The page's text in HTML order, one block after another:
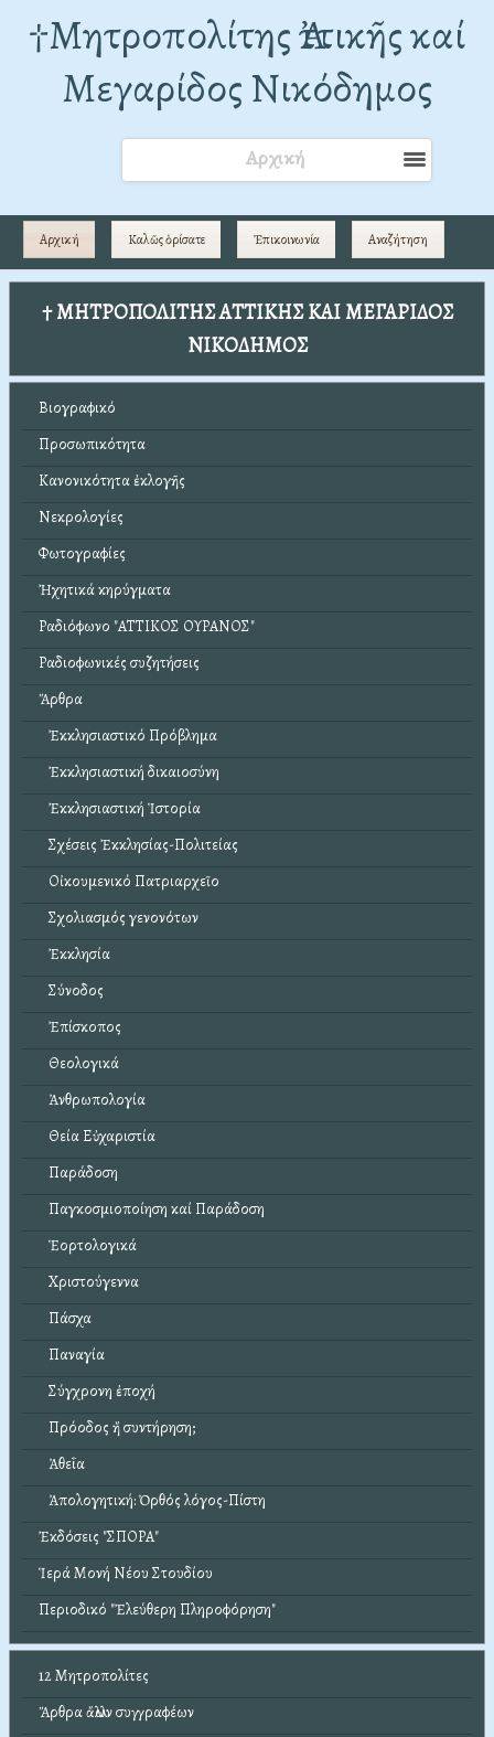
†Mητροπολίτης Ἀττικῆς καί
Μεγαρίδος Νικόδημος
Αρχική
Αρχική Καλῶς ὁρίσατε Ἐπικοινωνία Αναζήτηση
† ΜΗΤΡΟΠΟΛΙΤΗΣ ΑΤΤΙΚΗΣ ΚΑΙ ΜΕΓΑΡΙΔΟΣ
ΝΙΚΟΔΗΜΟΣ
Βιογραφικό
Προσωπικότητα
Κανονικότητα ἐκλογῆς
Νεκρολογίες
Φωτογραφίες
Ἠχητικά κηρύγματα
Ραδιόφωνο "ΑΤΤΙΚΟΣ ΟΥΡΑΝΟΣ"
Ραδιοφωνικές συζητήσεις
Ἄρθρα
Ἐκκλησιαστικό Πρόβλημα
Ἐκκλησιαστική δικαιοσύνη
Ἐκκλησιαστική Ἱστορία
Σχέσεις Ἐκκλησίας-Πολιτείας
Οἰκουμενικό Πατριαρχεῖο
Σχολιασμός γενονότων
Ἐκκλησία
Σύνοδος
Ἐπίσκοπος
Θεολογικά
Ἀνθρωπολογία
Θεία Εὐχαριστία
Παράδοση
Παγκοσμιοποίηση καί Παράδοση
Ἑορτολογικά
Χριστούγεννα
Πάσχα
Παναγία
Σύγχρονη ἐποχή
Πρόοδος ἤ συντήρηση;
Ἀθεΐα
Ἀπολογητική: Ὀρθός λόγος-Πίστη
Ἐκδόσεις "ΣΠΟΡΑ"
Ἱερά Μονή Νέου Στουδίου
Περιοδικό "Ἐλεύθερη Πληροφόρηση"
12 Μητροπολίτες
Ἄρθρα ἄλλων συγγραφέων